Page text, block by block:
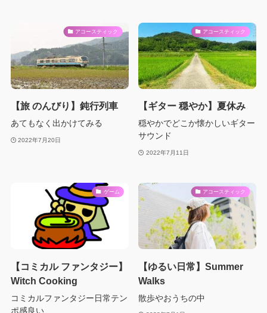
アコースティック
【旅 のんびり】鈍行列車
あてもなく出かけてみる
2022年7月20日
アコースティック
【ギター 穏やか】夏休み
穏やかでどこか懐かしいギター
サウンド
2022年7月11日
ゲーム
【コミカル ファンタジー】
Witch Cooking
コミカルファンタジー日常テン
ポ感良い
アコースティック
【ゆるい日常】Summer
Walks
散歩やおうちの中